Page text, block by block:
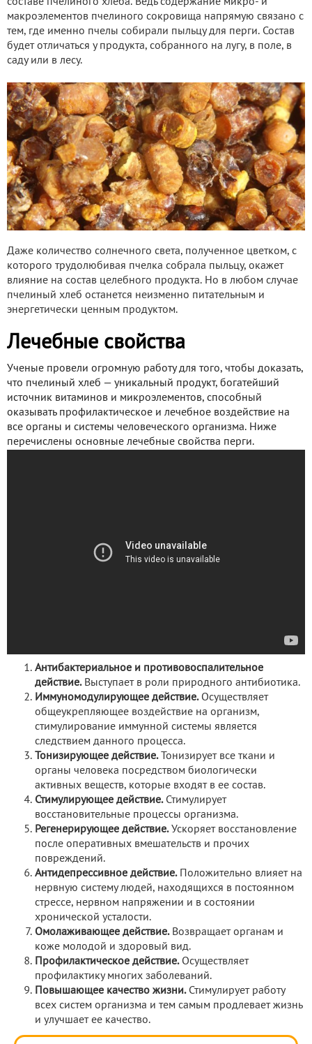
составе пчелиного хлеба. Ведь содержание микро- и
макроэлементов пчелиного сокровища напрямую связано с
тем, где именно пчелы собирали пыльцу для перги. Состав
будет отличаться у продукта, собранного на лугу, в поле, в
саду или в лесу.
Даже количество солнечного света, полученное цветком, с
которого трудолюбивая пчелка собрала пыльцу, окажет
влияние на состав целебного продукта. Но в любом случае
пчелиный хлеб останется неизменно питательным и
энергетически ценным продуктом.
Лечебные свойства
Ученые провели огромную работу для того, чтобы доказать,
что пчелиный хлеб — уникальный продукт, богатейший
источник витаминов и микроэлементов, способный
оказывать профилактическое и лечебное воздействие на
все органы и системы человеческого организма. Ниже
перечислены основные лечебные свойства перги.
Антибактериальное и противовоспалительное
действие.Выступает в роли природного антибиотика.
Иммуномодулирующее действие. Осуществляет
общеукрепляющее воздействие на организм,
стимулирование иммунной системы является
следствием данного процесса.
Тонизирующее действие.
Тонизирует все ткани и
органы человека посредством биологически
активных веществ, которые входят в ее состав.
Стимулирующее действие.Стимулирует
восстановительные процессы организма.
Регенерирующее действие. Ускоряет восстановление
после оперативных вмешательств и прочих
повреждений.
Антидепрессивное действие.Положительно влияет на
нервную систему людей, находящихся в постоянном
стрессе, нервном напряжении и в состоянии
хронической усталости.
Омолаживающее действие. Возвращает органам и
коже молодой и здоровый вид.
Профилактическое действие. Осуществляет
профилактику многих заболеваний.
Повышающее качество жизни. Стимулирует работу
всех систем организма и тем самым продлевает жизнь
и улучшает ее качество.